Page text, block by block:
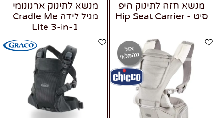
מנשא חזה לתינוק היפ
סיט - Hip Seat Carrier
מנשא לתינוק ארגונומי
מגיל לידה Cradle Me
Lite 3-in-1